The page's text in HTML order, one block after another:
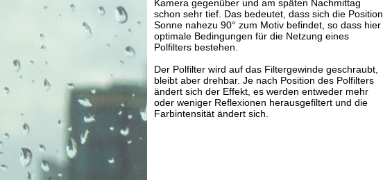
Kamera gegenüber und am späten Nachmittag
schon sehr tief. Das bedeutet, dass sich die Position
Sonne nahezu 90° zum Motiv befindet, so dass hier
optimale Bedingungen für die Netzung eines
Polfilters bestehen.
Der Polfilter wird auf das Filtergewinde geschraubt,
bleibt aber drehbar. Je nach Position des Polfilters
ändert sich der Effekt, es werden entweder mehr
oder weniger Reflexionen herausgefiltert und die
Farbintensität ändert sich.